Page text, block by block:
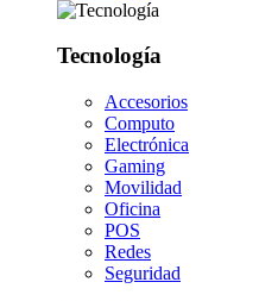
Tecnología
Accesorios
Computo
Electrónica
Gaming
Movilidad
Oficina
POS
Redes
Seguridad